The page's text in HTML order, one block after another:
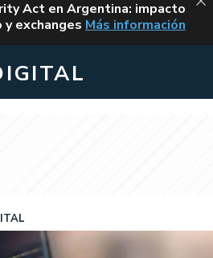
ALERTA
Act en Argentina: impacto
exchanges CLARITY ACT EN
Más información